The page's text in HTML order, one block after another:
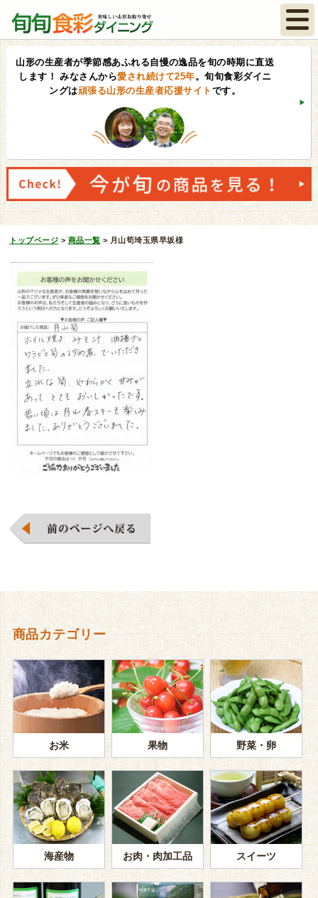
山形の生産者が季節感あふれる自慢の逸品を旬の時期に直送
します！ みなさんから愛され続けて25年。旬旬食彩ダイニ
ングは頑張る山形の生産者応援サイト です。
トップページ > 商品一覧 > 月山筍埼玉県早坂様
商品カテゴリー
お米 果物 野菜・卵
海産物 お肉・肉加工品 スイーツ